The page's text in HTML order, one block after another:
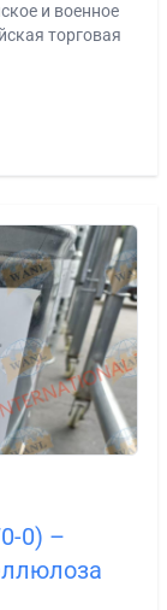
и военное
торговая
0) –